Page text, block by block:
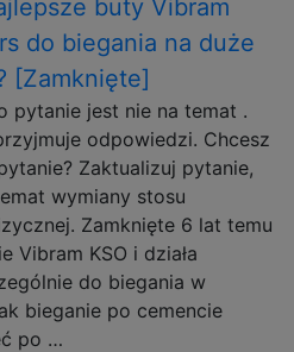
buty Vibram
do biegania na duże
[Zamknięte]
pytanie jest nie na temat .
odpowiedzi. Chcesz
Zaktualizuj pytanie,
wymiany stosu
Zamknięte 6 lat temu
Vibram KSO i działa
do biegania w
bieganie po cemencie
po …